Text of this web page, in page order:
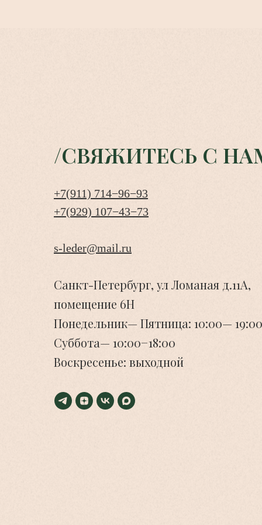
/СВЯЖИТЕСЬ С
+7(911) 714−96−93
+7(929) 107−43−73
s-leder@mail.ru
Санкт-Петербург, ул Ломаная д.11А,
помещение 6Н
Понедельник— Пятница: 10:00—
Суббота— 10:00−18:00
Воскресенье: выходной